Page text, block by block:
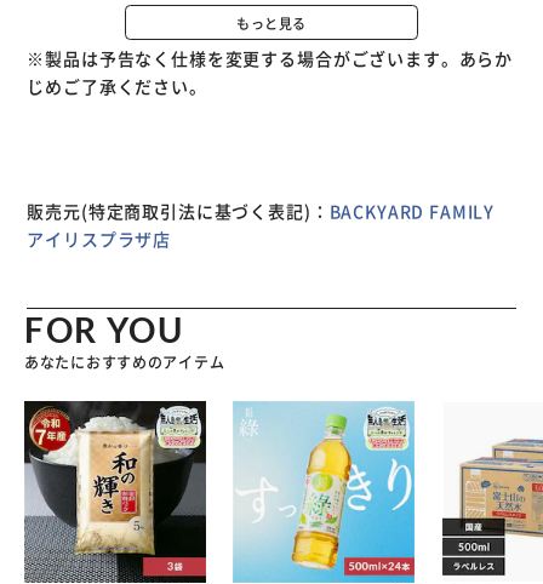
て開閉スムーズ】 ヒモで口を絞れる巾着タイプ。大きく開
いて出し入れしやすく、中身の飛び出しをガード。 【サウ
ナアイテムも荷物もひとまとめ】 着替えやタオル等、サウ
ナアイテムはもちろん！日常使いの小物もざっくり収納でき
い軽量設計。ショルダーは自分サイズに、長さ調節可能。
（※）ショルダー片側に、キーホルダーを取り付けできるル
りと、ごリラックス♪ 【ポケット仕様】 背面：オープン式
メッシュポケット×1、ファスナーポケット×1
もっと見る
※製品は予告なく仕様を変更する場合がございます。あらか
じめご了承ください。
販売元(特定商取引法に基づく表記)： BACKYARD FAMILY
アイリスプラザ店
FOR YOU
あなたにおすすめのアイテム